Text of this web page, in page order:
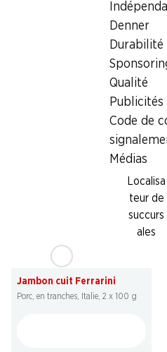
Denner
Durabilité
Qualité
Publicités
Code de
Médias
Localisa
teur de
succurs
ales
Brochettes pour le gril BBQ
marinées, porc, Suisse, 2 x env. 100
29%
au lieu de 9.90
Jambon cuit Ferrarini
Porc, en tranches, Italie, 2 x 100 g